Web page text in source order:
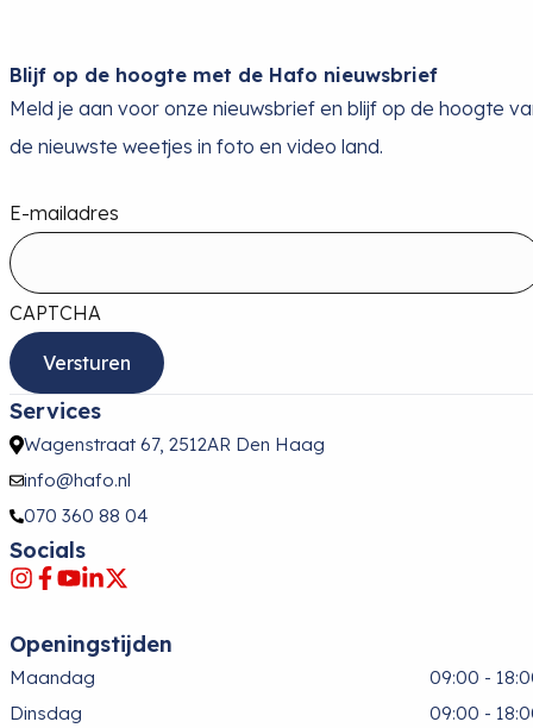
Blijf op de hoogte met de Hafo nieuwsbrief
Meld je aan voor onze nieuwsbrief en blijf op de hoogte
de nieuwste weetjes in foto en video land.
E-mailadres
CAPTCHA
Services
Wagenstraat 67, 2512AR Den Haag
info@hafo.nl
070 360 88 04
Socials
Openingstijden
Maandag
09:00 -
Dinsdag
09:00 -